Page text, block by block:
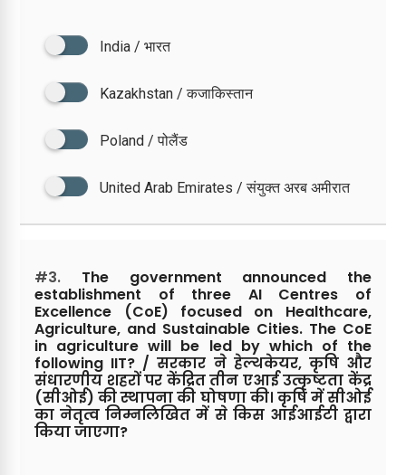
India / भारत
Kazakhstan / कजाकिस्तान
Poland / पोलैंड
United Arab Emirates / संयुक्त अरब अमीरात
#3. The government announced the
establishment of three AI Centres of
Excellence (CoE) focused on Healthcare,
Agriculture, and Sustainable Cities. The CoE
in agriculture will be led by which of the
following IIT? / सरकार ने हेल्थकेयर, कृषि और
संधारणीय शहरों पर केंद्रित तीन एआई उत्कृष्टता केंद्र
(सीओई) की स्थापना की घोषणा की। कृषि में सीओई
का नेतृत्व निम्नलिखित में से किस आईआईटी द्वारा
किया जाएगा?